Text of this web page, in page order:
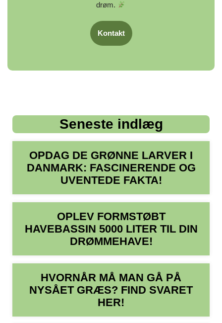
drøm.
Kontakt
Seneste indlæg
OPDAG DE GRØNNE LARVER I
DANMARK: FASCINERENDE OG
UVENTEDE FAKTA!
OPLEV FORMSTØBT
HAVEBASSIN 5000 LITER TIL DIN
DRØMMEHAVE!
HVORNÅR MÅ MAN GÅ PÅ
NYSÅET GRÆS? FIND SVARET
HER!